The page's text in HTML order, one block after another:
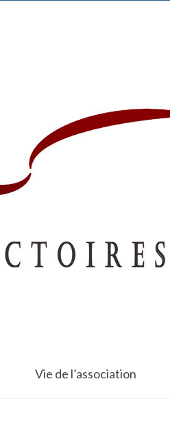
Vie de l’association